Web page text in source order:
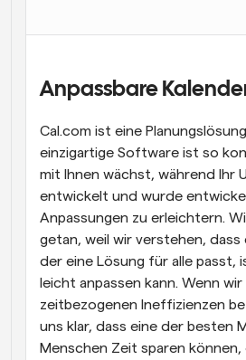
Supercharged Planung mit KI-
Blog
Bleiben Sie auf dem
Sofortige Besprechungen
Treffen Sie sich in wenigen
Dynamische Gruppenlinks
Nahtlos Meetings mit
Webhooks
Erhalten Sie eine
passiert
Anpassbare
Cal.com ist eine
einzigartige Software ist so
mit Ihnen wächst, während Ihr
entwickelt und wurde
Anpassungen zu erleichtern.
getan, weil wir verstehen, dass
der eine Lösung für alle passt,
leicht anpassen kann. Wenn
zeitbezogenen Ineffizienzen
uns klar, dass eine der besten
Menschen Zeit sparen